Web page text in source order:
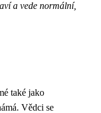
a vede normální,
také jako
Vědci se